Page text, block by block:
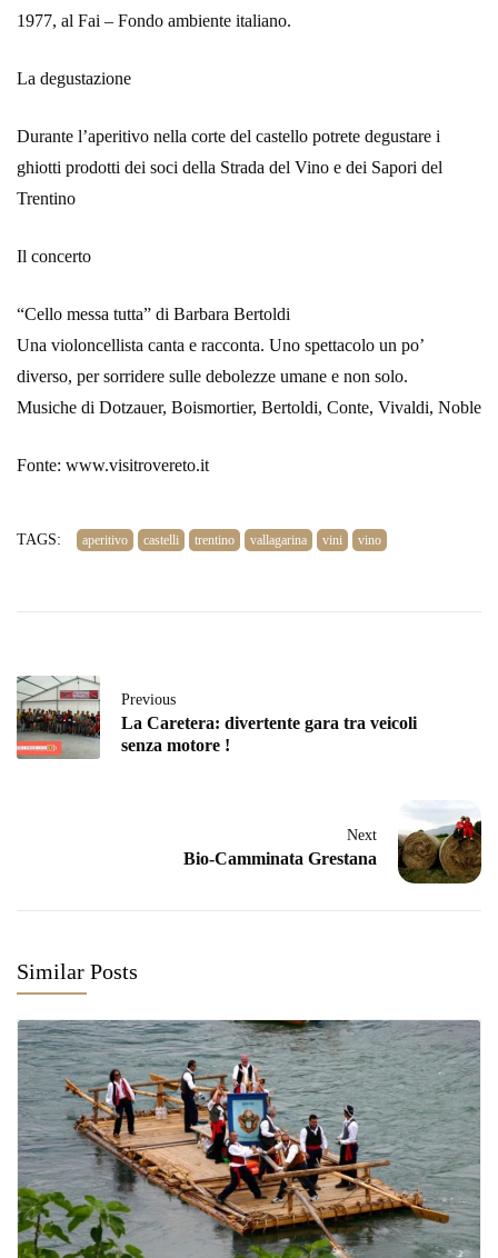
1977, al Fai – Fondo ambiente italiano.
La degustazione
Durante l’aperitivo nella corte del castello potrete degustare i
ghiotti prodotti dei soci della Strada del Vino e dei Sapori del
Trentino
Il concerto
“Cello messa tutta” di Barbara Bertoldi
Una violoncellista canta e racconta. Uno spettacolo un po’
diverso, per sorridere sulle debolezze umane e non solo.
Musiche di Dotzauer, Boismortier, Bertoldi, Conte, Vivaldi, Noble
Fonte: www.visitrovereto.it
TAGS: aperitivo castelli trentino vallagarina vini vino
Previous
La Caretera: divertente gara tra veicoli
senza motore !
Next
Bio-Camminata Grestana
Similar Posts